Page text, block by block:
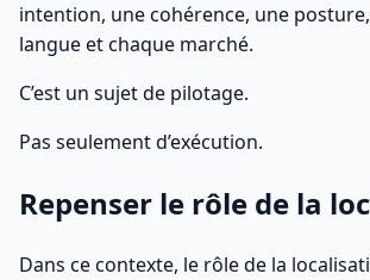
intention, une cohérence, une
langue et chaque marché.
C’est un sujet de pilotage.
Pas seulement d’exécution.
Repenser le rôle de la
Dans ce contexte, le rôle de la